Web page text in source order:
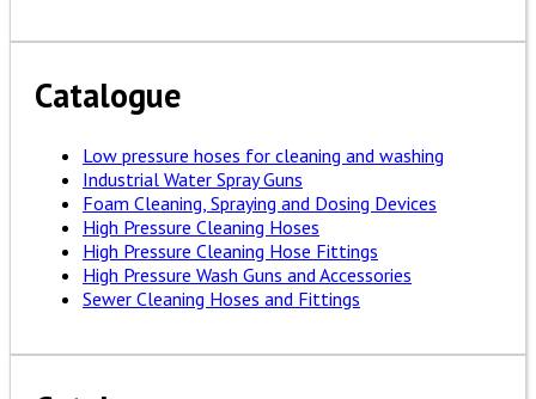
Catalogue
Low pressure hoses for cleaning and washing
Industrial Water Spray Guns
Foam Cleaning, Spraying and Dosing Devices
High Pressure Cleaning Hoses
High Pressure Cleaning Hose Fittings
High Pressure Wash Guns and Accessories
Sewer Cleaning Hoses and Fittings